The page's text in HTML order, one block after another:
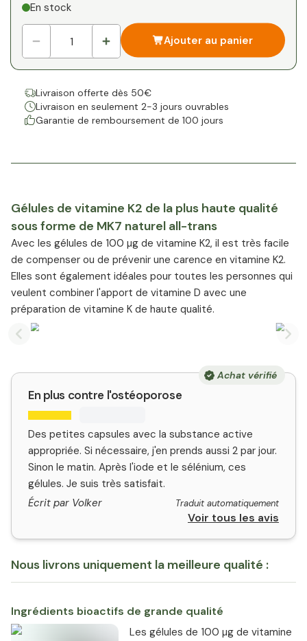
1x
En stock
Ajouter au panier
Livraison offerte dès 50€
Livraison en seulement 2-3 jours ouvrables
Garantie de remboursement de 100 jours
Gélules de vitamine K2 de la plus haute qualité
sous forme de MK7 naturel all-trans
Avec les gélules de 100 µg de vitamine K2, il est très facile
de compenser ou de prévenir une carence en vitamine K2.
Elles sont également idéales pour toutes les personnes qui
veulent combiner l'apport de vitamine D avec une
préparation de vitamine K de haute qualité.
Previous slide
Achat vérifié
En plus contre l'ostéoporose
Des petites capsules avec la substance active
appropriée. Si nécessaire, j'en prends aussi 2 par jour.
Sinon le matin. Après l'iode et le sélénium, ces
gélules. Je suis très satisfait.
Écrit par Volker
Traduit automatiquement
Voir tous les avis
Nous livrons uniquement la meilleure qualité :
Ingrédients bioactifs de grande qualité
Les gélules de 100 µg de vitamine